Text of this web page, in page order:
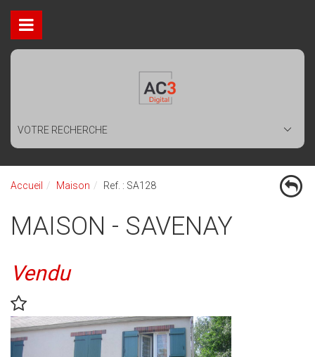
VOTRE RECHERCHE
Accueil Maison Ref. : SA128
MAISON - SAVENAY
Vendu